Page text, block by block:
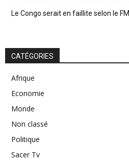
Le Congo serait en faillite selon le FMI
CATÉGORIES
Afrique
Economie
Monde
Non classé
Politique
Sacer Tv